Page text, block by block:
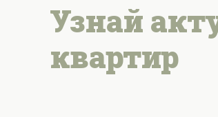
Узнай
квартир